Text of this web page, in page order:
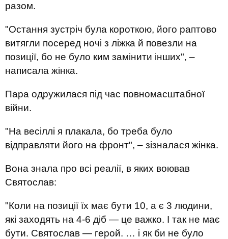
разом.
"Остання зустріч була короткою, його раптово
витягли посеред ночі з ліжка й повезли на
позиції, бо не було ким замінити інших", –
написала жінка.
Пара одружилася під час повномасштабної
війни.
"На весіллі я плакала, бо треба було
відправляти його на фронт", – зізналася жінка.
Вона знала про всі реалії, в яких воював
Святослав:
"Коли на позиції їх має бути 10, а є 3 людини,
які заходять на 4-6 діб — це важко. І так не має
бути. Святослав — герой. … і як би не було